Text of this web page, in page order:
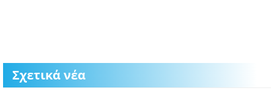
Σχετικά νέα